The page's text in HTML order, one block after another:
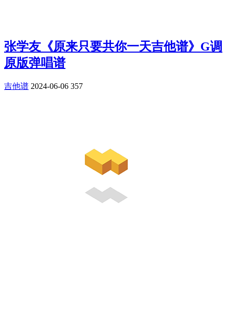
张学友《原来只要共你一天吉他谱》G调
原版弹唱谱
吉他谱 2024-06-06 357